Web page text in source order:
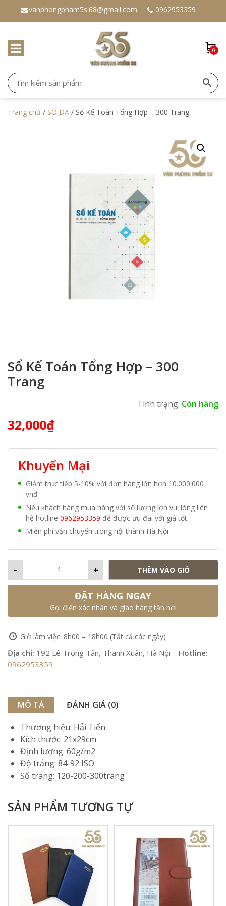
vanphongpham5s.68@gmail.com 0962953359
0
Trang chủ / SỔ DA / Sổ Kế Toán Tổng Hợp – 300 Trang
Sổ Kế Toán Tổng Hợp – 300
Trang
Tình trạng: Còn hàng
32,000₫
Khuyến Mại
Giảm trực tiếp 5-10% với đơn hàng lớn hơn 10.000.000
vnđ
Nếu khách hàng mua hàng với số lượng lớn vui lòng liên
hệ hotline 0962953359 để được ưu đãi với giá tốt.
Miễn phí vận chuyển trong nội thành Hà Nội
+
- THÊM VÀO GIỎ
ĐẶT HÀNG NGAY
Gọi điện xác nhận và giao hàng tận nơi
Giờ làm việc: 8h00 – 18h00 (Tất cả các ngày)
Địa chỉ: 192 Lê Trọng Tấn, Thanh Xuân, Hà Nội – Hotline:
0962953359
MÔ TẢ
ĐÁNH GIÁ (0)
Thương hiệu: Hải Tiến
Kích thước: 21x29cm
Định lượng: 60g/m2
Độ trắng: 84-92 ISO
Số trang: 120-200-300trang
SẢN PHẨM TƯƠNG TỰ